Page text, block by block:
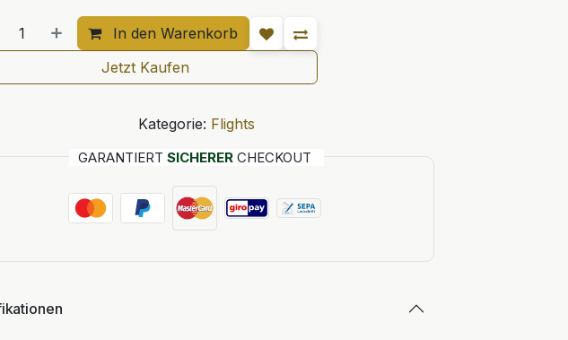
In den Warenkorb
Jetzt Kaufen
Kategorie: Flights
GARANTIERT SICHERERCHECKOUT